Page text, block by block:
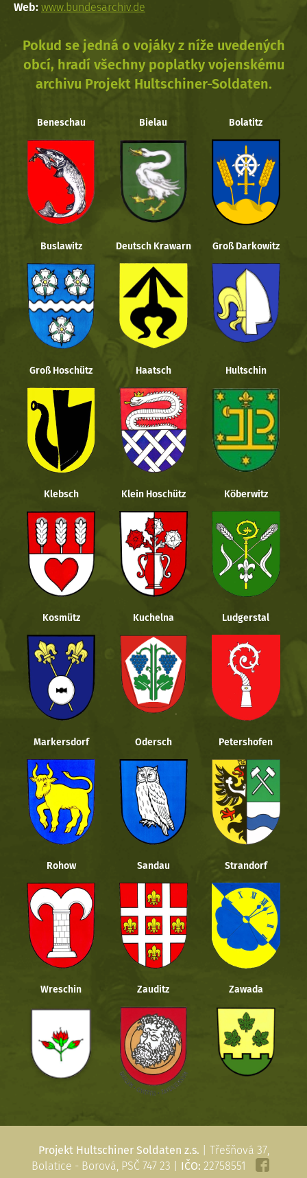
Web: www.bundesarchiv.de
Pokud se jedná o vojáky z níže uvedených
obcí, hradí všechny poplatky vojenskému
archivu Projekt Hultschiner-Soldaten.
Beneschau Bielau Bolatitz
Buslawitz Deutsch Krawarn Groß Darkowitz
Groß Hoschütz Haatsch Hultschin
Klebsch Klein Hoschütz Köberwitz
Kosmütz Kuchelna Ludgerstal
Markersdorf Odersch Petershofen
Rohow Sandau Strandorf
Wreschin Zauditz Zawada
Projekt Hultschiner Soldaten z.s. | Třešňová 37,
Bolatice - Borová, PSČ 747 23 | IČO: 22758551